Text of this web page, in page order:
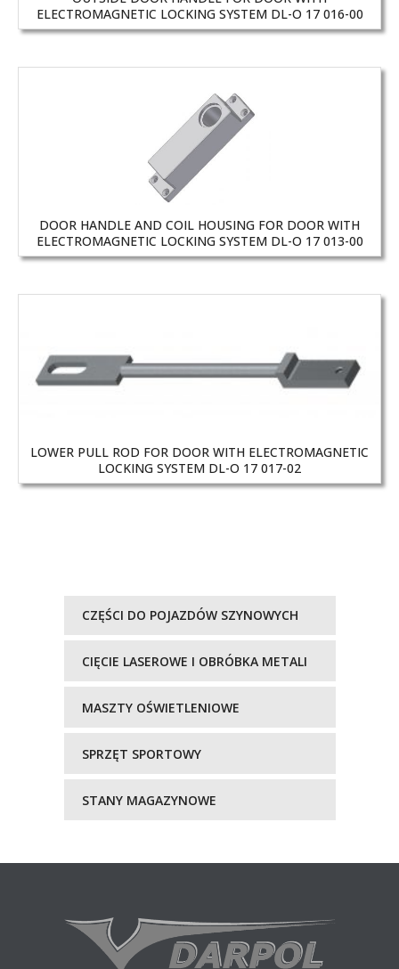
ELECTROMAGNETIC LOCKING SYSTEM DL-O 17 016-00
DOOR HANDLE AND COIL HOUSING FOR DOOR WITH
ELECTROMAGNETIC LOCKING SYSTEM DL-O 17 013-00
LOWER PULL ROD FOR DOOR WITH ELECTROMAGNETIC
LOCKING SYSTEM DL-O 17 017-02
CZĘŚCI DO POJAZDÓW SZYNOWYCH
CIĘCIE LASEROWE I OBRÓBKA METALI
MASZTY OŚWIETLENIOWE
SPRZĘT SPORTOWY
STANY MAGAZYNOWE